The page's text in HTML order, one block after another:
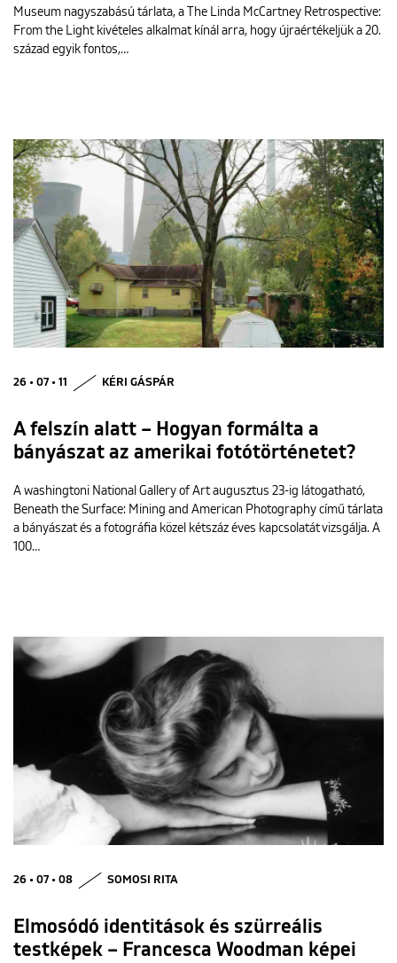
Museum nagyszabású tárlata, a The Linda McCartney Retrospective:
From the Light kivételes alkalmat kínál arra, hogy újraértékeljük a 20.
század egyik fontos,…
26 • 07 • 11 KÉRI GÁSPÁR
A felszín alatt – Hogyan formálta a
bányászat az amerikai fotótörténetet?
A washingtoni National Gallery of Art augusztus 23-ig látogatható,
Beneath the Surface: Mining and American Photography című tárlata
a bányászat és a fotográfia közel kétszáz éves kapcsolatát vizsgálja. A
100…
26 • 07 • 08 SOMOSI RITA
Elmosódó identitások és szürreális
testképek – Francesca Woodman képei